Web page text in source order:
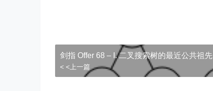
剑指 Offer 68 – I. 二叉搜索树的最近公共祖先
< <上一篇